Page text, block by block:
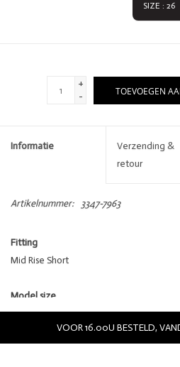
SIZE : 26
+
-
TOEVOEGEN
Informatie
Verzending &
retour
Artikelnummer: 3347-7963
Fitting
Mid Rise Short
Model size
Model is 177 cm and wears size 27
VOOR 16.00U BESTELD,